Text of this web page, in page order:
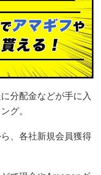
分配金などが手に入
グ。
、各社新規会員獲得